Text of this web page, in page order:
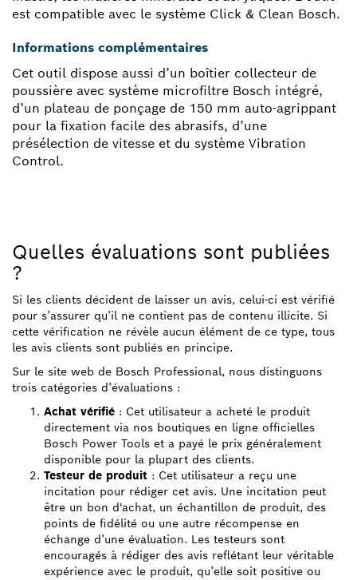
est compatible avec le système Click & Clean Bosch.
Informations complémentaires
Cet outil dispose aussi d’un boîtier collecteur de
poussière avec système microfiltre Bosch intégré,
d’un plateau de ponçage de 150 mm auto-agrippant
pour la fixation facile des abrasifs, d’une
présélection de vitesse et du système Vibration
Control.
Quelles évaluations sont publiées
?
Si les clients décident de laisser un avis, celui-ci est vérifié
pour s’assurer qu’il ne contient pas de contenu illicite. Si
cette vérification ne révèle aucun élément de ce type, tous
les avis clients sont publiés en principe.
Sur le site web de Bosch Professional, nous distinguons
trois catégories d’évaluations :
Achat vérifié : Cet utilisateur a acheté le produit
directement via nos boutiques en ligne officielles
Bosch Power Tools et a payé le prix généralement
disponible pour la plupart des clients.
Testeur de produit : Cet utilisateur a reçu une
incitation pour rédiger cet avis. Une incitation peut
être un bon d'achat, un échantillon de produit, des
points de fidélité ou une autre récompense en
échange d’une évaluation. Les testeurs sont
encouragés à rédiger des avis reflétant leur véritable
expérience avec le produit, qu’elle soit positive ou